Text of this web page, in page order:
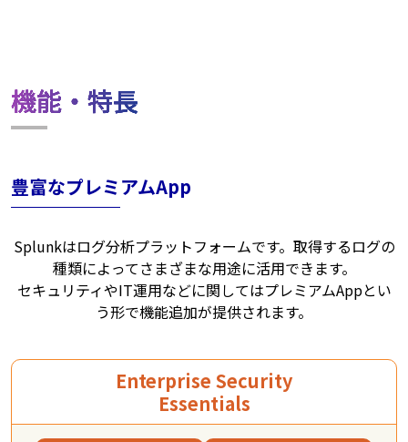
機能・特長​
豊富なプレミアムApp
Splunkはログ分析プラットフォームです。取得するログの
種類によってさまざまな用途に活用できます。
セキュリティやIT運用などに関してはプレミアムAppとい
う形で機能追加が提供されます。
Enterprise Security
Essentials